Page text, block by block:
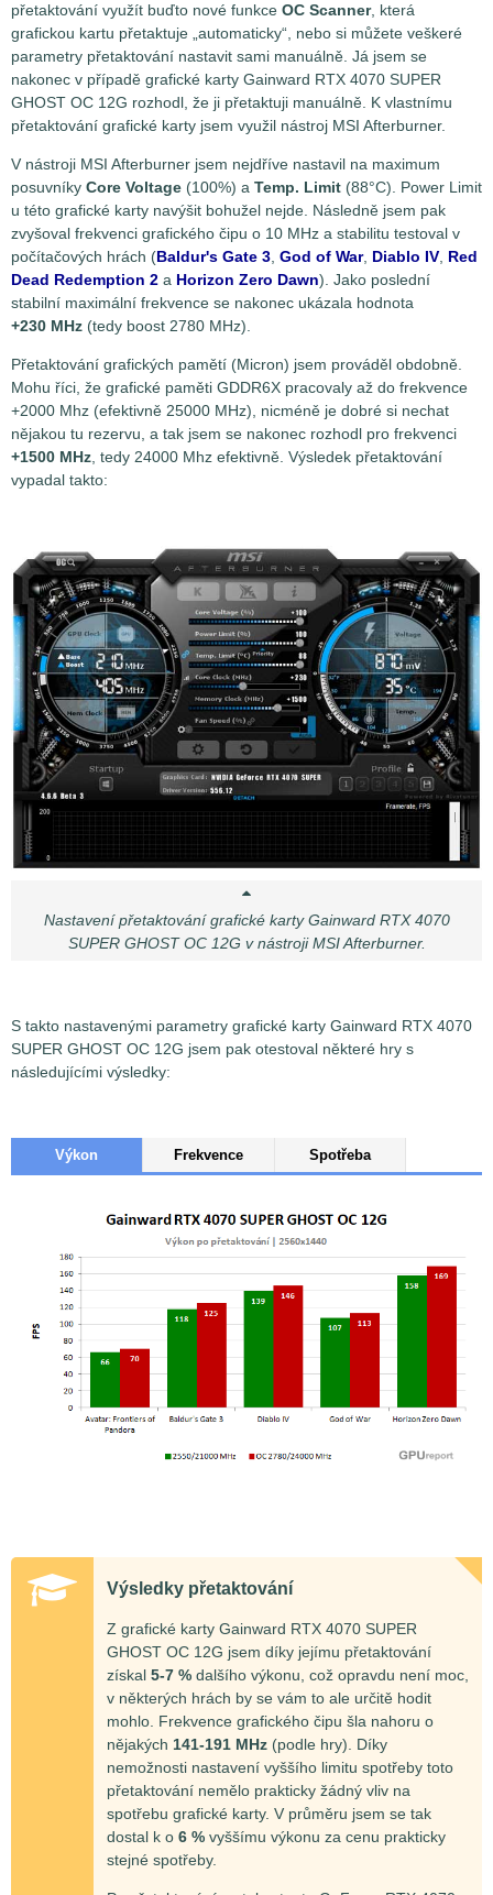
přetaktování využít buďto nové funkce OC Scanner, která
grafickou kartu přetaktuje „automaticky“, nebo si můžete veškeré
parametry přetaktování nastavit sami manuálně. Já jsem se
nakonec v případě grafické karty Gainward RTX 4070 SUPER
GHOST OC 12G rozhodl, že ji přetaktuji manuálně. K vlastnímu
přetaktování grafické karty jsem využil nástroj MSI Afterburner.
V nástroji MSI Afterburner jsem nejdříve nastavil na maximum
posuvníky Core Voltage (100%) a Temp. Limit (88°C). Power Limit
u této grafické karty navýšit bohužel nejde. Následně jsem pak
zvyšoval frekvenci grafického čipu o 10 MHz a stabilitu testoval v
počítačových hrách (Baldur's Gate 3, God of War, Diablo IV, Red
Dead Redemption 2 a Horizon Zero Dawn). Jako poslední
stabilní maximální frekvence se nakonec ukázala hodnota
+230 MHz (tedy boost 2780 MHz).
Přetaktování grafických pamětí (Micron) jsem prováděl obdobně.
Mohu říci, že grafické paměti GDDR6X pracovaly až do frekvence
+2000 Mhz (efektivně 25000 MHz), nicméně je dobré si nechat
nějakou tu rezervu, a tak jsem se nakonec rozhodl pro frekvenci
+1500 MHz, tedy 24000 Mhz efektivně. Výsledek přetaktování
vypadal takto:
Nastavení přetaktování grafické karty Gainward RTX 4070
SUPER GHOST OC 12G v nástroji MSI Afterburner.
S takto nastavenými parametry grafické karty Gainward RTX 4070
SUPER GHOST OC 12G jsem pak otestoval některé hry s
následujícími výsledky:
Výkon Frekvence Spotřeba
Výsledky přetaktování
Z grafické karty Gainward RTX 4070 SUPER
GHOST OC 12G jsem díky jejímu přetaktování
získal 5-7 % dalšího výkonu, což opravdu není moc,
v některých hrách by se vám to ale určitě hodit
mohlo. Frekvence grafického čipu šla nahoru o
nějakých 141-191 MHz (podle hry). Díky
nemožnosti nastavení vyššího limitu spotřeby toto
přetaktování nemělo prakticky žádný vliv na
spotřebu grafické karty. V průměru jsem se tak
dostal k o 6 % vyššímu výkonu za cenu prakticky
stejné spotřeby.